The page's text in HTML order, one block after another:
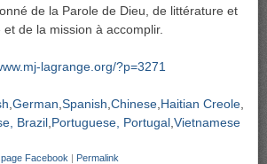
de la Parole de Dieu, de littérature et
et de la mission à accomplir.
lagrange.org/?p=3271
German Spanish Chinese Haitian Creole
Brazil Portuguese, Portugal Vietnamese
Facebook | Permalink